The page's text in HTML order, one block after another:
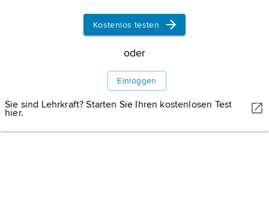
Kostenlos testen
oder
Einloggen
Sie sind Lehrkraft? Starten Sie Ihren kostenlosen Test
hier.